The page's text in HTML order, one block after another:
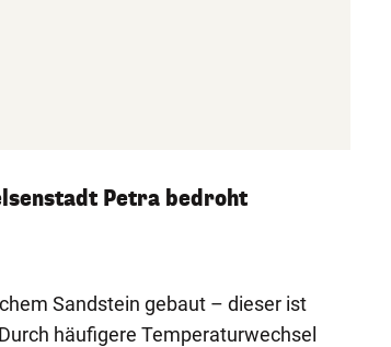
Petra bedroht
Sandstein gebaut – dieser ist
häufigere Temperaturwechsel